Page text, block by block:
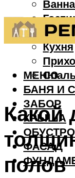
Кухня
БАНЯ И
ЗАБОР
КРЫША
ФАСАД
МЕНЮ
Какой
полов